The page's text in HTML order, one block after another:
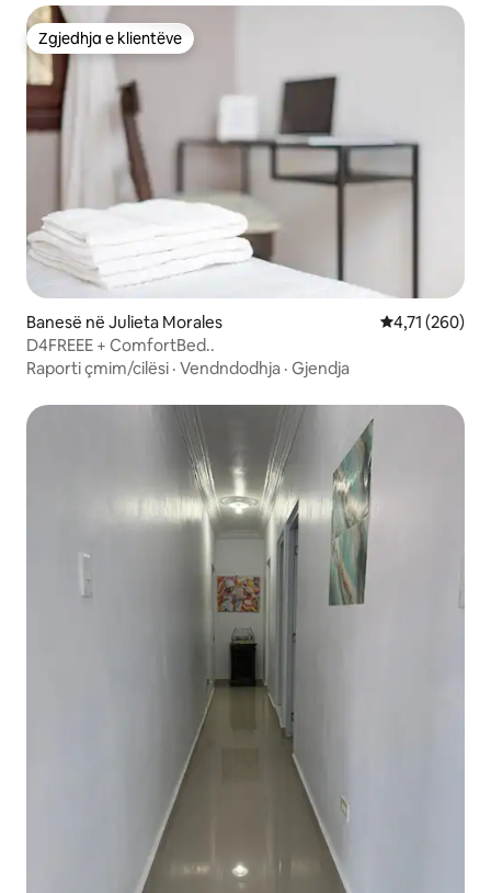
Zgjedhja e klientëve
Zgjedhja e klientëve
Banesë në Julieta Morales Vlerësimi
4,71 (260)
D4FREEE + ComfortBed..
Raporti çmim/cilësi · Vendndodhja · Gjendja